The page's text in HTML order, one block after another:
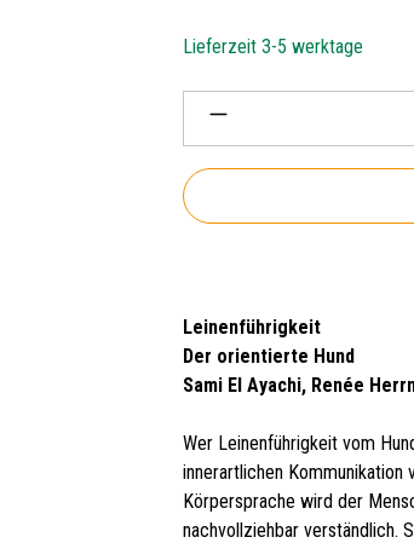
Lieferzeit 3-5 werktage
Produkt Anzahl:
Leinenführigkeit
Der orientierte Hund
Sami El Ayachi, Renée
Wer Leinenführigkeit vom
innerartlichen Kommunikation
Körpersprache wird der
nachvollziehbar verständlich.